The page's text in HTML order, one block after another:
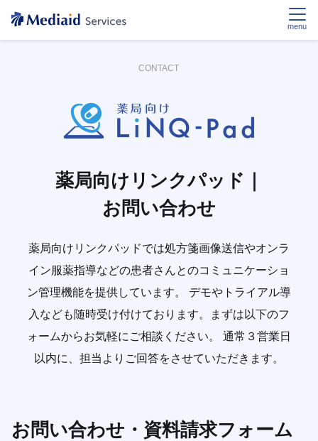
menu
CONTACT
薬局向けリンクパッド｜
お問い合わせ
薬局向けリンクパッドでは処方箋画像送信やオンラ
イン服薬指導などの患者さんとのコミュニケーショ
ン管理機能を提供しています。
デモやトライアル導
入なども随時受け付けております。まずは以下のフ
ォームからお気軽にご相談ください。
通常３営業日
以内に、担当よりご回答をさせていただきます。
お問い合わせ・資料請求フォーム